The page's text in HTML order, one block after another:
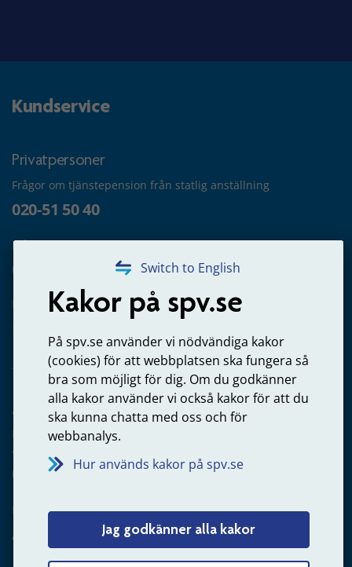
Switch to English
Kakor på spv.se
På spv.se använder vi nödvändiga kakor
(cookies) för att webbplatsen ska fungera så
bra som möjligt för dig. Om du godkänner
alla kakor använder vi också kakor för att du
ska kunna chatta med oss och för
webbanalys.
Hur används kakor på spv.se
Jag godkänner alla kakor
Kundservice
Privatpersoner
Frågor om tjänstepension från statlig anställning
020-51 50 40
Frågor om utbetalning
020-65 00 65
Kontakta oss
Arbetsgivare
Frågor om administration av tjänstepension från statlig
anställning
060-18 75 03
Kontakta oss
Arbetsgivare – skicka mejl till oss